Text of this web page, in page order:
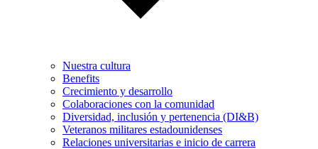
Nuestra cultura
Benefits
Crecimiento y desarrollo
Colaboraciones con la comunidad
Diversidad, inclusión y pertenencia (DI&B)
Veteranos militares estadounidenses
Relaciones universitarias e inicio de carrera